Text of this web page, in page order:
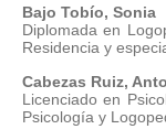
Bajo Tobío, Sonia
Diplomada en
Residencia y
Cabezas Ruiz,
Licenciado en
Psicología y